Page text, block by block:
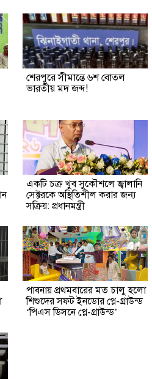
শেরপুরে সীমান্তে ৬শ বোতল
ভারতীয় মদ জব্দ!
একটি চক্র খুব সুকৌশলে জ্বালানি
সেক্টরকে অস্থিতিশীল করার জন্য
সক্রিয়: প্রধানমন্ত্রী
পাবনায় প্রথমবারের মত চালু হলো
শিশুদের সফট ইনডোর প্লে-গ্রাউন্ড
‘পিএস ডিসনে প্লে-গ্রাউন্ড’